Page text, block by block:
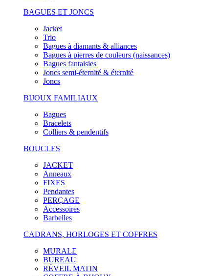
BAGUES ET JONCS
Jacket
Trio
Bagues à diamants & alliances
Bagues à pierres de couleurs (naissances)
Bagues fantaisies
Joncs semi-éternité & éternité
Joncs
BIJOUX FAMILIAUX
Bagues
Bracelets
Colliers & pendentifs
BOUCLES
JACKET
Anneaux
FIXES
Pendantes
PERÇAGE
Accessoires
Barbelles
CADRANS, HORLOGES ET COFFRES
MURALE
BUREAU
RÉVEIL MATIN